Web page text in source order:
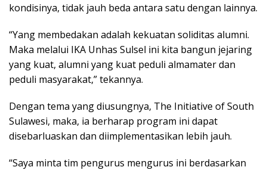
kondisinya, tidak jauh beda antara satu dengan lainnya.
“Yang membedakan adalah kekuatan soliditas alumni.
Maka melalui IKA Unhas Sulsel ini kita bangun jejaring
yang kuat, alumni yang kuat peduli almamater dan
peduli masyarakat,” tekannya.
Dengan tema yang diusungnya, The Initiative of South
Sulawesi, maka, ia berharap program ini dapat
disebarluaskan dan diimplementasikan lebih jauh.
“Saya minta tim pengurus mengurus ini berdasarkan